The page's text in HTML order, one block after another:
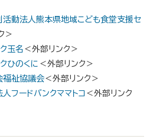
活動法人熊本県地域こども食堂支援セ
＞
玉名＜外部リンク＞
ひのくに ＜外部リンク＞
福祉協議会＜外部リンク＞
フードバンクママトコ＜外部リンク